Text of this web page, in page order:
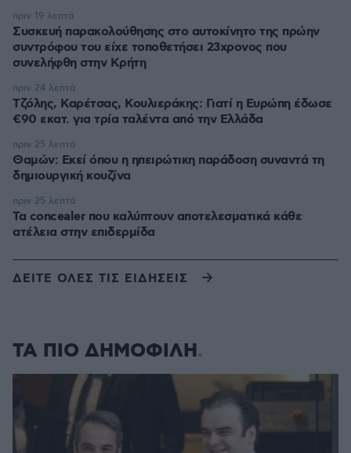
Συσκευή παρακολούθησης στο αυτοκίνητο της πρώην
συντρόφου του είχε τοποθετήσει 23χρονος που
συνελήφθη στην Κρήτη
πριν 19 λεπτά
Τζόλης, Καρέτσας, Κουλιεράκης: Γιατί η Ευρώπη έδωσε
€90 εκατ. για τρία ταλέντα από την Ελλάδα
πριν 24 λεπτά
Θαμών: Εκεί όπου η ηπειρώτικη παράδοση συναντά τη
δημιουργική κουζίνα
πριν 25 λεπτά
Τα concealer που καλύπτουν αποτελεσματικά κάθε
ατέλεια στην επιδερμίδα
πριν 25 λεπτά
ΔΕΙΤΕ ΟΛΕΣ ΤΙΣ ΕΙΔΗΣΕΙΣ
ΤΑ ΠΙΟ ΔΗΜΟΦΙΛΗ